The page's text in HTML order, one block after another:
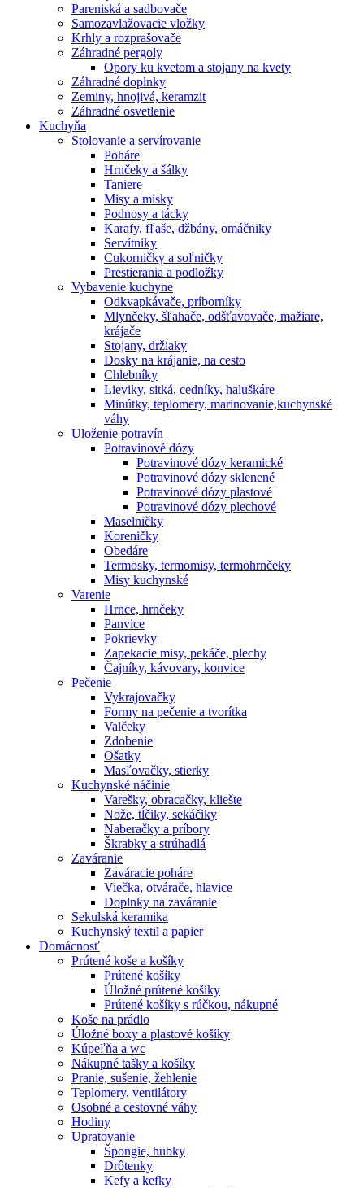
Pareniská a sadbovače
Samozavlažovacie vložky
Krhly a rozprašovače
Záhradné pergoly
Opory ku kvetom a stojany na kvety
Záhradné doplnky
Zeminy, hnojivá, keramzit
Záhradné osvetlenie
Kuchyňa
Stolovanie a servírovanie
Poháre
Hrnčeky a šálky
Taniere
Misy a misky
Podnosy a tácky
Karafy, fľaše, džbány, omáčniky
Servítniky
Cukorničky a soľničky
Prestierania a podložky
Vybavenie kuchyne
Odkvapkávače, príborníky
Mlynčeky, šľahače, odšťavovače, mažiare,
krájače
Stojany, držiaky
Dosky na krájanie, na cesto
Chlebníky
Lieviky, sitká, cedníky, haluškáre
Minútky, teplomery, marinovanie,kuchynské
váhy
Uloženie potravín
Potravinové dózy
Potravinové dózy keramické
Potravinové dózy sklenené
Potravinové dózy plastové
Potravinové dózy plechové
Maselničky
Koreničky
Obedáre
Termosky, termomisy, termohrnčeky
Misy kuchynské
Varenie
Hrnce, hrnčeky
Panvice
Pokrievky
Zapekacie misy, pekáče, plechy
Čajníky, kávovary, konvice
Pečenie
Vykrajovačky
Formy na pečenie a tvorítka
Valčeky
Zdobenie
Ošatky
Masľovačky, stierky
Kuchynské náčinie
Varešky, obracačky, kliešte
Nože, tĺčiky, sekáčiky
Naberačky a príbory
Škrabky a strúhadlá
Zaváranie
Zaváracie poháre
Viečka, otvárače, hlavice
Doplnky na zaváranie
Sekulská keramika
Kuchynský textil a papier
Domácnosť
Prútené koše a košíky
Prútené košíky
Úložné prútené košíky
Prútené košíky s rúčkou, nákupné
Koše na prádlo
Úložné boxy a plastové košíky
Kúpeľňa a wc
Nákupné tašky a košíky
Pranie, sušenie, žehlenie
Teplomery, ventilátory
Osobné a cestovné váhy
Hodiny
Upratovanie
Špongie, hubky
Drôtenky
Kefy a kefky